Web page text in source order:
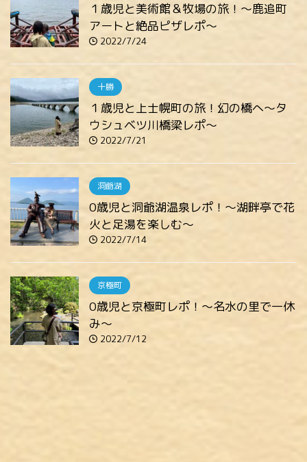
１歳児と美術館＆牧場の旅！～鹿追町
アートと絶品ピザレポ～
2022/7/24
十勝
１歳児と上士幌町の旅！幻の橋へ～タ
ウシュベツ川橋梁レポ～
2022/7/21
洞爺湖
0歳児と洞爺湖温泉レポ！～湖畔亭で花
火と足湯を楽しむ～
2022/7/14
京極町
0歳児と京極町レポ！～名水の里で一休
み～
2022/7/12